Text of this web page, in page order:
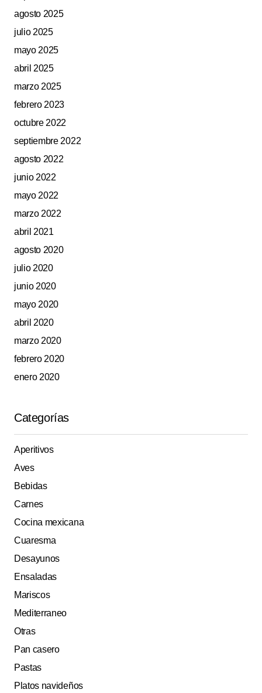
agosto 2025
julio 2025
mayo 2025
abril 2025
marzo 2025
febrero 2023
octubre 2022
septiembre 2022
agosto 2022
junio 2022
mayo 2022
marzo 2022
abril 2021
agosto 2020
julio 2020
junio 2020
mayo 2020
abril 2020
marzo 2020
febrero 2020
enero 2020
Categorías
Aperitivos
Aves
Bebidas
Carnes
Cocina mexicana
Cuaresma
Desayunos
Ensaladas
Mariscos
Mediterraneo
Otras
Pan casero
Pastas
Platos navideños